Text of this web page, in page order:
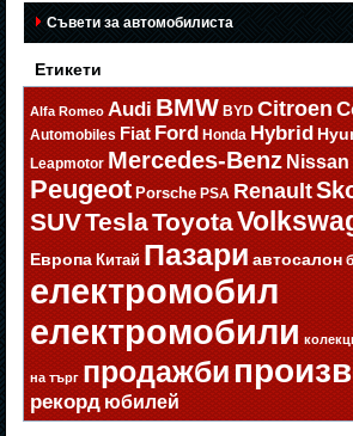
Съвети за автомобилиста
Етикети
Alfa Romeo Audi BMW BYD Citroen
Automobiles Fiat Ford Honda Hybrid
Leapmotor Mercedes-Benz Nissan
Peugeot Porsche PSA Renault
SUVTeslaToyota
Европа Китай Пазари автосалон
електромобил
електромобили
на търг продажби
рекорд юбилей